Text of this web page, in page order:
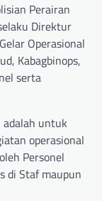
Perairan
Direktur
Operasional
Kabagbinops,
serta
adalah untuk
operasional
Personel
di Staf maupun